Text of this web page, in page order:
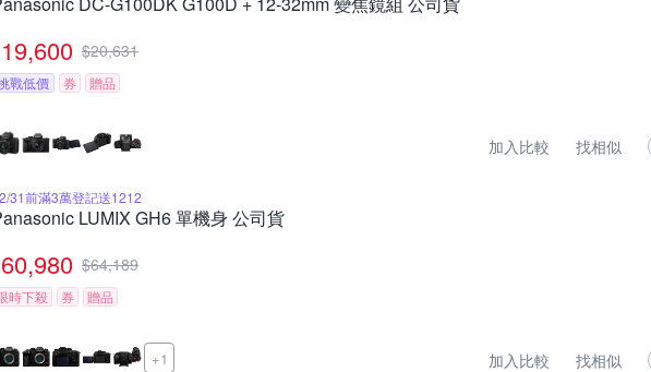
19,600 $20,631
戰低價 券 贈品
加入比較 找相似
31前滿3萬登記送1212
LUMIX GH6 單機身 公司貨
60,980 $64,189
時下殺 券 贈品
+1 加入比較 找相似